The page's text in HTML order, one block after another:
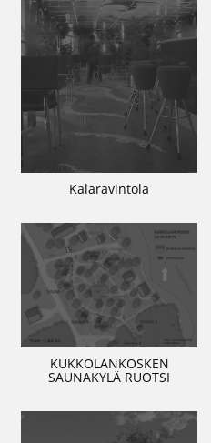
Kalaravintola
KUKKOLANKOSKEN
SAUNAKYLÄ RUOTSI